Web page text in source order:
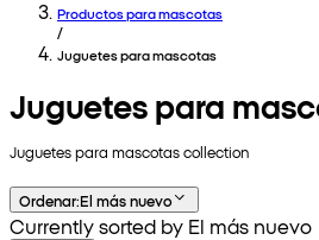
Productos para mascotas
/
Juguetes para mascotas
Juguetes para
Juguetes para mascotascollection
Ordenar:El más nuevo
Currently sorted by El más nuevo